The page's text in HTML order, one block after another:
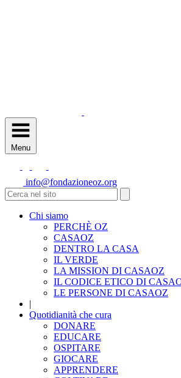
Menu
info@fondazioneoz.org
Chi siamo
PERCHÈ OZ
CASAOZ
DENTRO LA CASA
IL VERDE
LA MISSION DI CASAOZ
IL CODICE ETICO DI
LE PERSONE DI CASAOZ
|
Quotidianità che cura
DONARE
EDUCARE
OSPITARE
GIOCARE
APPRENDERE